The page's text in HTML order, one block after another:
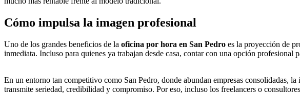
Cómo impulsa la imagen profesional
Uno de los grandes beneficios de la oficina por hora en San Pedro es la proyección de
inmediata. Incluso para quienes ya trabajan desde casa, contar con una opción profesional
En un entorno tan competitivo como San Pedro, donde abundan empresas consolidadas,
transmite seriedad, credibilidad y compromiso. Por eso, incluso los freelancers o